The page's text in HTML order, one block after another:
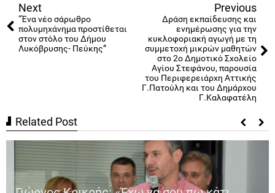
Next
“Ένα νέο σάρωθρο
πολυμηχάνημα προστίθεται
στον στόλο του Δήμου
Λυκόβρυσης- Πεύκης”
Previous
Δράση εκπαίδευσης και
ενημέρωσης για την
κυκλοφοριακή αγωγή με τη
συμμετοχή μικρών μαθητών
στο 2ο Δημοτικό Σχολείο
Αγίου Στεφάνου, παρουσία
του Περιφερειάρχη Αττικής
Γ.Πατούλη και του Δημάρχου
Γ.Καλαφατέλη
Related Post